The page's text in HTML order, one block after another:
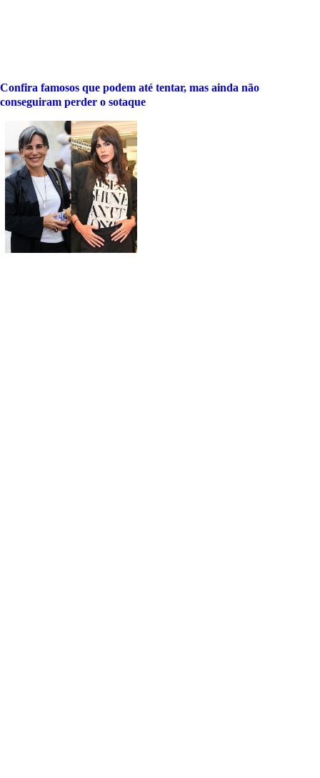
Confira famosos que podem até tentar, mas ainda não
conseguiram perder o sotaque